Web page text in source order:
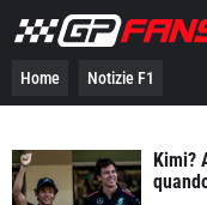
Home Notizie F1
Kimi?